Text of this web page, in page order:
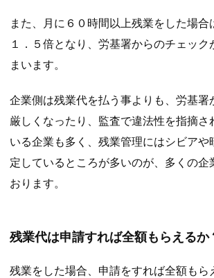
また、月に６０時間以上残業をした場
１．５倍となり、労基署からのチェック
まいます。
企業側は残業代を払う事よりも、労基署
厳しくなったり、監査で違法性を指摘さ
いる企業も多く、残業管理にはシビアや
定しているところが多いのが、多くの企
おります。
残業代は申請すれば全額もらえるか
残業をした場合、申請をすれば全額もら